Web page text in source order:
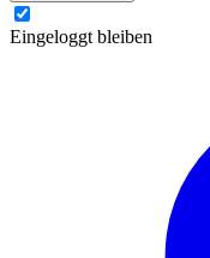
Eingeloggt bleiben